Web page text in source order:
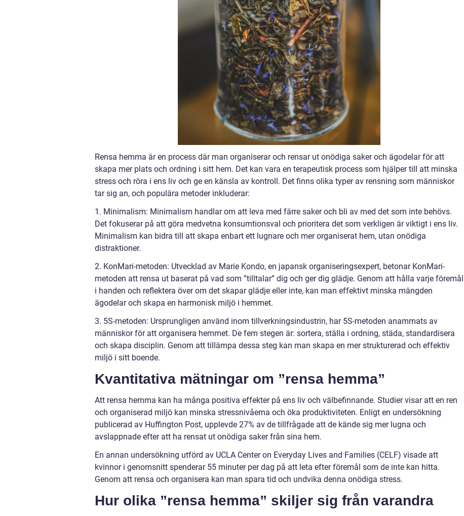
Rensa hemma är en process där man organiserar och rensar ut onödiga saker och ägodelar för att
skapa mer plats och ordning i sitt hem. Det kan vara en terapeutisk process som hjälper till att minska
stress och röra i ens liv och ge en känsla av kontroll. Det finns olika typer av rensning som människor
tar sig an, och populära metoder inkluderar:
1. Minimalism: Minimalism handlar om att leva med färre saker och bli av med det som inte behövs.
Det fokuserar på att göra medvetna konsumtionsval och prioritera det som verkligen är viktigt i ens liv.
Minimalism kan bidra till att skapa enbart ett lugnare och mer organiserat hem, utan onödiga
distraktioner.
2. KonMari-metoden: Utvecklad av Marie Kondo, en japansk organiseringsexpert, betonar KonMari-
metoden att rensa ut baserat på vad som ”tilltalar” dig och ger dig glädje. Genom att hålla varje föremål
i handen och reflektera över om det skapar glädje eller inte, kan man effektivt minska mängden
ägodelar och skapa en harmonisk miljö i hemmet.
3. 5S-metoden: Ursprungligen använd inom tillverkningsindustrin, har 5S-metoden anammats av
människor för att organisera hemmet. De fem stegen är: sortera, ställa i ordning, städa, standardisera
och skapa disciplin. Genom att tillämpa dessa steg kan man skapa en mer strukturerad och effektiv
miljö i sitt boende.
Kvantitativa mätningar om ”rensa hemma”
Att rensa hemma kan ha många positiva effekter på ens liv och välbefinnande. Studier visar att en ren
och organiserad miljö kan minska stressnivåerna och öka produktiviteten. Enligt en undersökning
publicerad av Huffington Post, upplevde 27% av de tillfrågade att de kände sig mer lugna och
avslappnade efter att ha rensat ut onödiga saker från sina hem.
En annan undersökning utförd av UCLA Center on Everyday Lives and Families (CELF) visade att
kvinnor i genomsnitt spenderar 55 minuter per dag på att leta efter föremål som de inte kan hitta.
Genom att rensa och organisera kan man spara tid och undvika denna onödiga stress.
Hur olika ”rensa hemma” skiljer sig från varandra